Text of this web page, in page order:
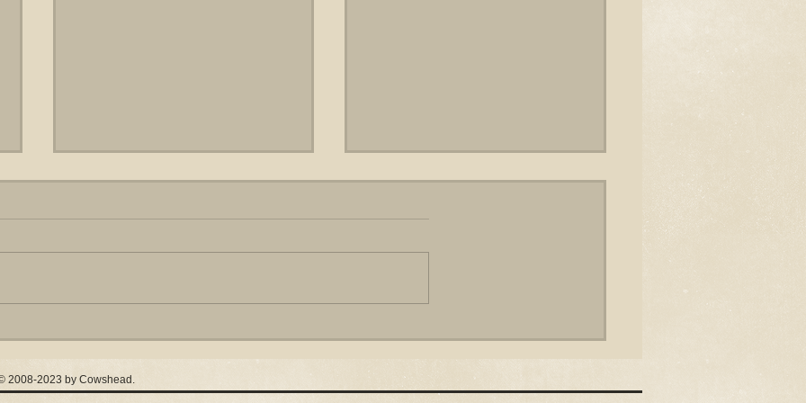
De Wottels Bunt Zwat Op
2008-2023 by Cowshead.